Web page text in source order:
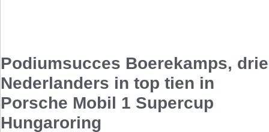
Podiumsucces Boerekamps, drie
Nederlanders in top tien in
Porsche Mobil 1 Supercup
Hungaroring